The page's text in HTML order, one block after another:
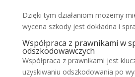
Dzięki tym działaniom możemy
wycena szkody jest dokładna i
Współpraca z prawnikami w
odszkodowawczych
Współpraca z prawnikami jest
uzyskiwaniu odszkodowania po